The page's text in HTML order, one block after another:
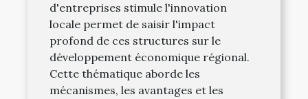
d'entreprises stimule l'innovation
locale permet de saisir l'impact
profond de ces structures sur le
développement économique régional.
Cette thématique aborde les
mécanismes, les avantages et les